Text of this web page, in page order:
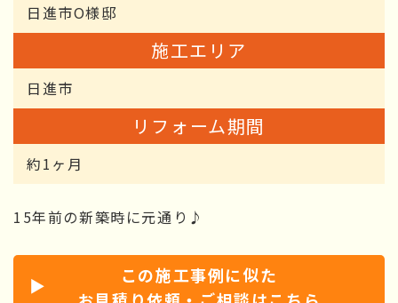
日進市O様邸
施工エリア
日進市
リフォーム期間
約1ヶ月
15年前の新築時に元通り♪
この施工事例に似た